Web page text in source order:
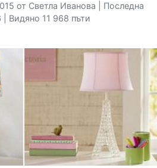
от Светла Иванова | Последна
Видяно 11 968 пъти